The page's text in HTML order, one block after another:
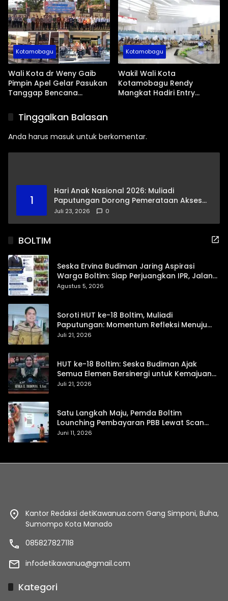
Kotamobagu
Wali Kota dr Weny Gaib
Pimpin Apel Gelar Pasukan
Tanggap Bencana
Kotamobagu
Wakil Wali Kota
Kotamobagu Rendy
Mangkat Hadiri Entry
Tinggalkan Balasan
Anda harus masuk untuk berkomentar.
1
Hari Anak Nasional 2026: Muliadi
Paputungan Dorong Pemerataan Akses
Pendidikan dan Proteksi Digital Anak Sulut
Juli 23, 2026 0
BOLTIM
Seska Ervina Budiman Jaring Aspirasi
Warga Boltim: Siap Perjuangkan IPR, Jalan
Trans, hingga Pemasaran UMKM
Agustus 5, 2026
Soroti HUT ke-18 Boltim, Muliadi
Paputungan: Momentum Refleksi Menuju
Daerah Mandiri dan Berdaya Saing
Juli 21, 2026
HUT ke-18 Boltim: Seska Budiman Ajak
Semua Elemen Bersinergi untuk Kemajuan
Daerah
Juli 21, 2026
Satu Langkah Maju, Pemda Boltim
Lounching Pembayaran PBB Lewat Scan
Qris
Juni 11, 2026
Kantor Redaksi detiKawanua.com Gang Simponi, Buha,
Sumompo Kota Manado
085827827118
infodetikawanua@gmail.com
Kategori